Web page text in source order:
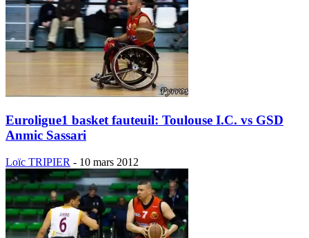
Euroligue1 basket fauteuil: Toulouse I.C. vs GSD
Anmic Sassari
Loïc TRIPIER - 10 mars 2012